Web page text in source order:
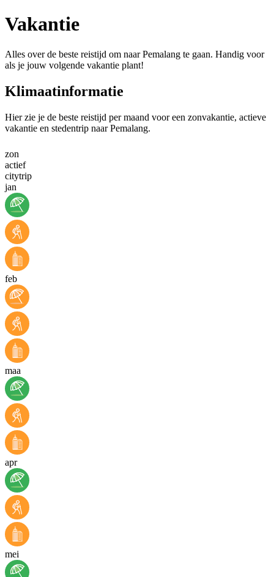
Vakantie
Alles over de beste reistijd om naar Pemalang te gaan. Handig voor
als je jouw volgende vakantie plant!
Klimaatinformatie
Hier zie je de beste reistijd per maand voor een zonvakantie, actieve
vakantie en stedentrip naar Pemalang.
zon
actief
citytrip
jan
feb
maa
apr
mei